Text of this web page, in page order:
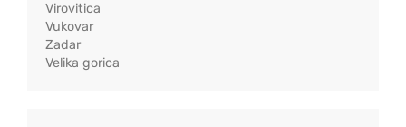
Virovitica
Vukovar
Zadar
Velika gorica